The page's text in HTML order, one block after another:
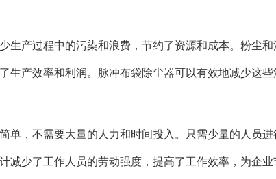
生产过程中的污染和浪费，节约了资源和成本。粉尘
生产效率和利润。脉冲布袋除尘器可以有效地减少这
单，不需要大量的人力和时间投入。只需少量的人员
减少了工作人员的劳动强度，提高了工作效率，为企业